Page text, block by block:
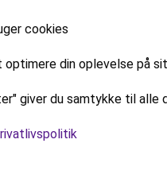
cookies
din oplevelse på
giver du samtykke til alle